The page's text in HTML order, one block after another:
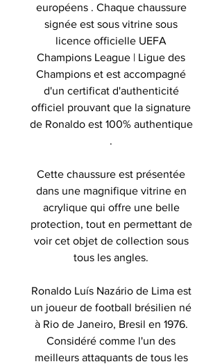
européens . Chaque chaussure
signée est sous vitrine sous
licence officielle UEFA
Champions League | Ligue des
Champions et est accompagné
d'un certificat d'authenticité
officiel prouvant que la signature
de Ronaldo est 100% authentique
.
Cette chaussure est présentée
dans une magnifique vitrine en
acrylique qui offre une belle
protection, tout en permettant de
voir cet objet de collection sous
tous les angles.
Ronaldo Luís Nazário de Lima est
un joueur de football brésilien né
à Rio de Janeiro, Bresil en 1976.
Considéré comme l'un des
meilleurs attaquants de tous les